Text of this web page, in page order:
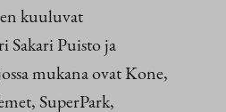
kuuluvat
Sakari Puisto ja
mukana ovat Kone,
SuperPark,